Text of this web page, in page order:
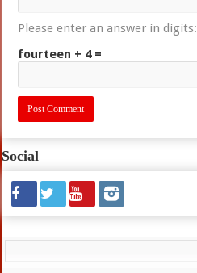
Please enter an answer in digits:
fourteen + 4 =
Social